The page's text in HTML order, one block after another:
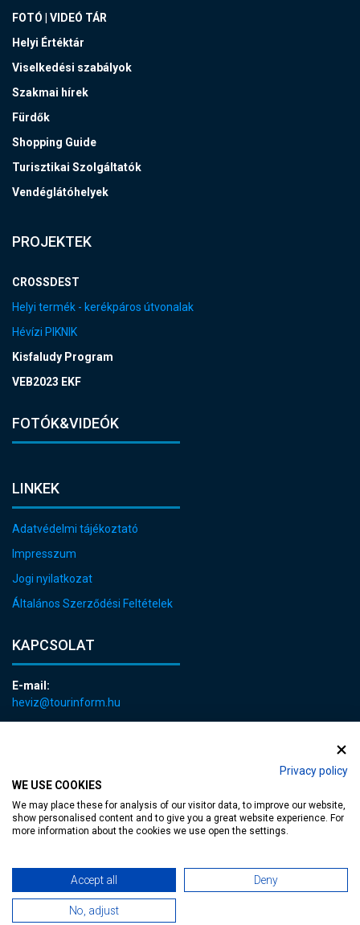
Privacy policy
WE USE COOKIES
We may place these for analysis of our visitor data, to improve our website,
show personalised content and to give you a great website experience. For
more information about the cookies we use open the settings.
Accept all Deny
No, adjust
FOTÓ | VIDEÓ TÁR
Helyi Értéktár
Viselkedési szabályok
Szakmai hírek
Fürdők
Shopping Guide
Turisztikai Szolgáltatók
Vendéglátóhelyek
PROJEKTEK
CROSSDEST
Helyi termék - kerékpáros útvonalak
Hévízi PIKNIK
Kisfaludy Program
VEB2023 EKF
FOTÓK&VIDEÓK
LINKEK
Adatvédelmi tájékoztató
Impresszum
Jogi nyilatkozat
Általános Szerződési Feltételek
KAPCSOLAT
E-mail:
heviz@tourinform.hu
Designed byMediaGum